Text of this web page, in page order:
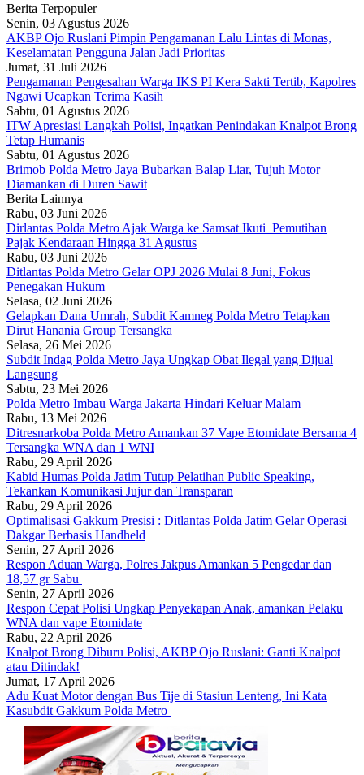
Berita Terpopuler
Senin, 03 Agustus 2026
AKBP Ojo Ruslani Pimpin Pengamanan Lalu Lintas di Monas,
Keselamatan Pengguna Jalan Jadi Prioritas
Jumat, 31 Juli 2026
Pengamanan Pengesahan Warga IKS PI Kera Sakti Tertib, Kapolres
Ngawi Ucapkan Terima Kasih
Sabtu, 01 Agustus 2026
ITW Apresiasi Langkah Polisi, Ingatkan Penindakan Knalpot Brong
Tetap Humanis
Sabtu, 01 Agustus 2026
Brimob Polda Metro Jaya Bubarkan Balap Liar, Tujuh Motor
Diamankan di Duren Sawit
Berita Lainnya
Rabu, 03 Juni 2026
Dirlantas Polda Metro Ajak Warga ke Samsat Ikuti Pemutihan
Pajak Kendaraan Hingga 31 Agustus
Rabu, 03 Juni 2026
Ditlantas Polda Metro Gelar OPJ 2026 Mulai 8 Juni, Fokus
Penegakan Hukum
Selasa, 02 Juni 2026
Gelapkan Dana Umrah, Subdit Kamneg Polda Metro Tetapkan
Dirut Hanania Group Tersangka
Selasa, 26 Mei 2026
Subdit Indag Polda Metro Jaya Ungkap Obat Ilegal yang Dijual
Langsung
Sabtu, 23 Mei 2026
Polda Metro Imbau Warga Jakarta Hindari Keluar Malam
Rabu, 13 Mei 2026
Ditresnarkoba Polda Metro Amankan 37 Vape Etomidate Bersama 4
Tersangka WNA dan 1 WNI
Rabu, 29 April 2026
Kabid Humas Polda Jatim Tutup Pelatihan Public Speaking,
Tekankan Komunikasi Jujur dan Transparan
Rabu, 29 April 2026
Optimalisasi Gakkum Presisi : Ditlantas Polda Jatim Gelar Operasi
Dakgar Berbasis Handheld
Senin, 27 April 2026
Respon Aduan Warga, Polres Jakpus Amankan 5 Pengedar dan
18,57 gr Sabu
Senin, 27 April 2026
Respon Cepat Polisi Ungkap Penyekapan Anak, amankan Pelaku
WNA dan vape Etomidate
Rabu, 22 April 2026
Knalpot Brong Diburu Polisi, AKBP Ojo Ruslani: Ganti Knalpot
atau Ditindak!
Jumat, 17 April 2026
Adu Kuat Motor dengan Bus Tije di Stasiun Lenteng, Ini Kata
Kasubdit Gakkum Polda Metro